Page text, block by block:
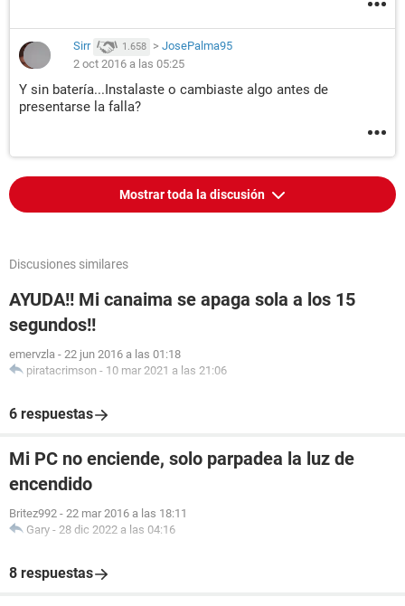
Sirr 1.658 > JosePalma95
2 oct 2016 a las 05:25
Y sin batería...Instalaste o cambiaste algo antes de
presentarse la falla?
Mostrar toda la discusión
Discusiones similares
AYUDA!! Mi canaima se apaga sola a los 15
segundos!!
emervzla - 22 jun 2016 a las 01:18
piratacrimson - 10 mar 2021 a las 21:06
6 respuestas
Mi PC no enciende, solo parpadea la luz de
encendido
Britez992 - 22 mar 2016 a las 18:11
Gary - 28 dic 2022 a las 04:16
8 respuestas